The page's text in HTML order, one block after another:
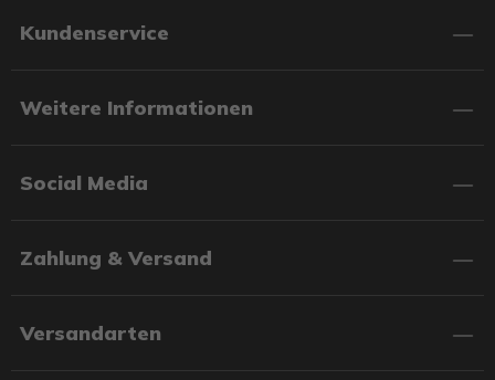
Kundenservice
Weitere Informationen
Social Media
Zahlung & Versand
Versandarten